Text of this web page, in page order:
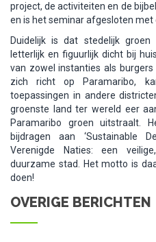
project, de activiteiten en de
en is het seminar afgesloten met
Duidelijk is dat stedelijk
letterlijk en figuurlijk dicht bij
van zowel instanties als
zich richt op Paramaribo,
toepassingen in andere
groenste land ter wereld eer
Paramaribo groen uitstraalt.
bijdragen aan ‘Sustainable
Verenigde Naties: een
duurzame stad. Het motto is
doen!
OVERIGE BERICHTEN